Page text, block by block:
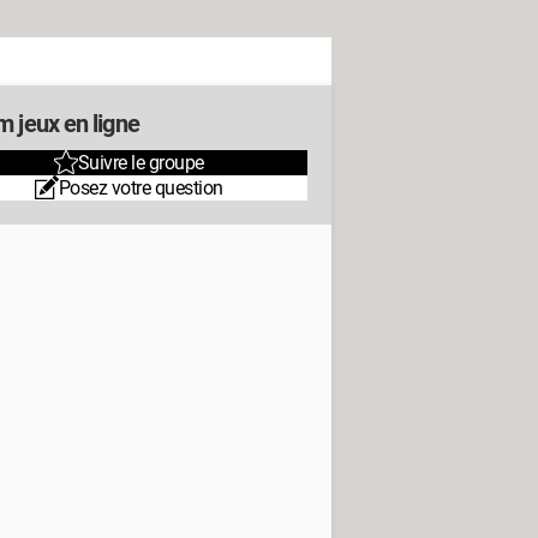
jeux en ligne
Suivre le groupe
Posez votre question